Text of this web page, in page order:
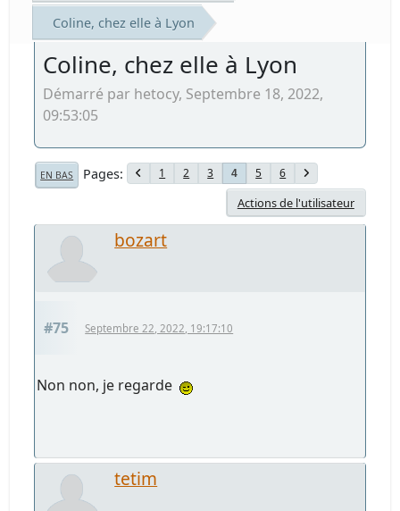
Coline, chez elle à Lyon
Coline, chez elle à Lyon
Démarré par hetocy, Septembre 18, 2022,
09:53:05
EN BAS Pages 1 2 3 4 5 6
Actions de l'utilisateur
bozart
#75 Septembre 22, 2022, 19:17:10
Non non, je regarde
tetim